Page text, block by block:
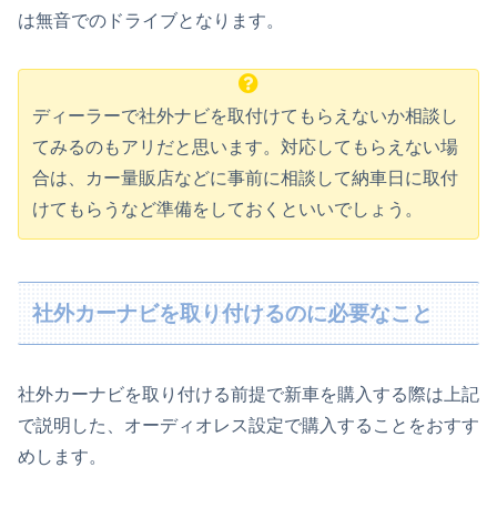
は無音でのドライブとなります。
ディーラーで社外ナビを取付けてもらえないか相談し
てみるのもアリだと思います。対応してもらえない場
合は、カー量販店などに事前に相談して納車日に取付
けてもらうなど準備をしておくといいでしょう。
社外カーナビを取り付けるのに必要なこと
社外カーナビを取り付ける前提で新車を購入する際は上記
で説明した、オーディオレス設定で購入することをおすす
めします。